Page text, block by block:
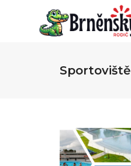
Sportoviště